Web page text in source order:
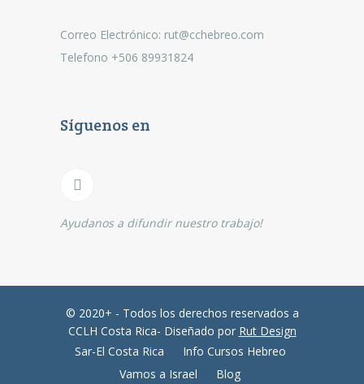
Correo Electrónico: rut@cchebreo.com
Telefono +506 89931824
Síguenos en
Ayudanos a difundir nuestro trabajo!
© 2020+ - Todos los derechos reservados a
CCLH Costa Rica- Diseñado por Rut Design
Sar-El Costa Rica
Info Cursos Hebreo
Vamos a Israel
Blog